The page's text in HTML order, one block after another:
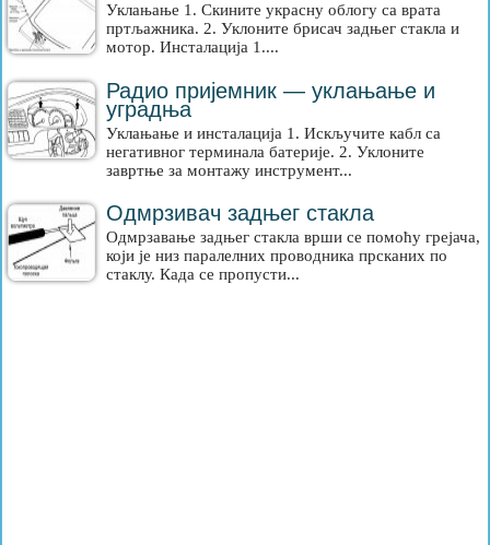
Уклањање 1. Скините украсну облогу са врата
пртљажника. 2. Уклоните брисач задњег стакла и
мотор. Инсталација 1....
Радио пријемник — уклањање и
уградња
Уклањање и инсталација 1. Искључите кабл са
негативног терминала батерије. 2. Уклоните
завртње за монтажу инструмент...
Одмрзивач задњег стакла
Одмрзавање задњег стакла врши се помоћу грејача,
који је низ паралелних проводника прсканих по
стаклу. Када се пропусти...